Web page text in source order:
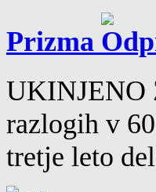
Prizma
UKINJENO
razlogih v
tretje leto